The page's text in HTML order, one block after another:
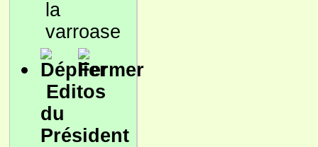
la
varroase
Editos
du
Président